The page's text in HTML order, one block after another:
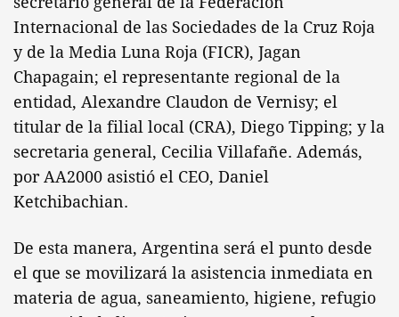
Internacional de las Sociedades de la Cruz Roja
y de la Media Luna Roja (FICR), Jagan
Chapagain; el representante regional de la
entidad, Alexandre Claudon de Vernisy; el
titular de la filial local (CRA), Diego Tipping; y la
secretaria general, Cecilia Villafañe. Además,
por AA2000 asistió el CEO, Daniel
Ketchibachian.
De esta manera, Argentina será el punto desde
el que se movilizará la asistencia inmediata en
materia de agua, saneamiento, higiene, refugio